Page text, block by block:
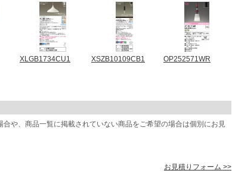
XLGB1734CU1 XSZB10109CB1 OP252571WR
や、商品一覧に掲載されていない商品をご希望の場合は個別にお見
お見積りフォーム >>